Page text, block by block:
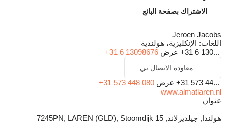
الاشتراك بصفحة البائع
Jeroen Jacobs
اللغات: الإنكليزية، هولندية
+31 6 130... عرض +31 6 13098676
معاودة الاتصال بي
+31 573 44... عرض +31 573 448 080
www.almatlaren.nl
عنوان
هولندا, جيلديرلاند, 7245PN, LAREN (GLD), Stoomdijk 15